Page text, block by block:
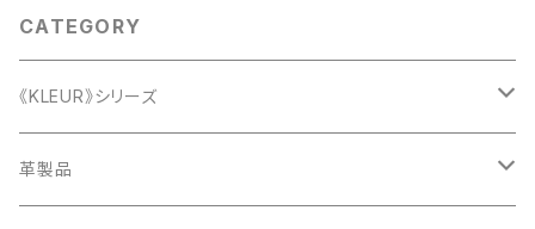
CATEGORY
《KLEUR》シリーズ
ミニ
革製品